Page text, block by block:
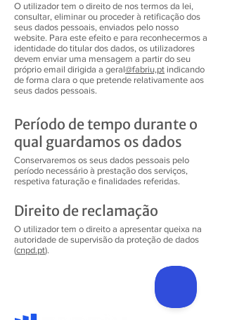
O utilizador tem o direito de nos termos da lei,
consultar, eliminar ou proceder à retificação dos
seus dados pessoais, enviados pelo nosso
website. Para este efeito e para reconhecermos a
identidade do titular dos dados, os utilizadores
devem enviar uma mensagem a partir do seu
próprio email dirigida a geral@fabriu,pt indicando
de forma clara o que pretende relativamente aos
seus dados pessoais.
Período de tempo durante o
qual guardamos os dados
Conservaremos os seus dados pessoais pelo
período necessário à prestação dos serviços,
respetiva faturação e finalidades referidas.
Direito de reclamação
O utilizador tem o direito a apresentar queixa na
autoridade de supervisão da proteção de dados
(cnpd.pt).